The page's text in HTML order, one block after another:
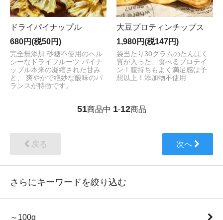
ドライパイナップル
680円(税50円)
完全無添加 砂糖不使用のヘル
シーなドライフルーツ パイナ
ップル本来の凝縮された甘み
と、 爽やかで絶妙な酸味のバ
ランスが特徴です。
大豆プロティンチップス
1,980円(税147円)
袋当たり30グラムのたんぱく
質が入った、食べるプロテイ
ン！腹持ちもよく満足感は予
想以上！添加物不使用
51商品中 1-12商品
戻る 次へ
さらにキーワードを絞り込む
～100g